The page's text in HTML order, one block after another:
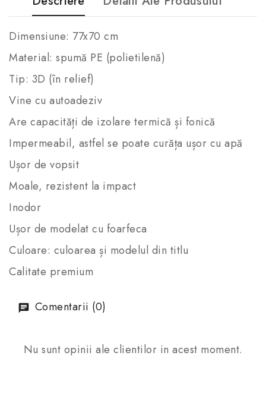
Dimensiune: 77x70 cm
Material: spumă PE (polietilenă)
Tip: 3D (în relief)
Vine cu autoadeziv
Are capacități de izolare termică și fonică
Impermeabil, astfel se poate curăța ușor cu apă
Ușor de vopsit
Moale, rezistent la impact
Inodor
Ușor de modelat cu foarfeca
Culoare: culoarea și modelul din titlu
Calitate premium
Comentarii (0)
Nu sunt opinii ale clientilor in acest moment.